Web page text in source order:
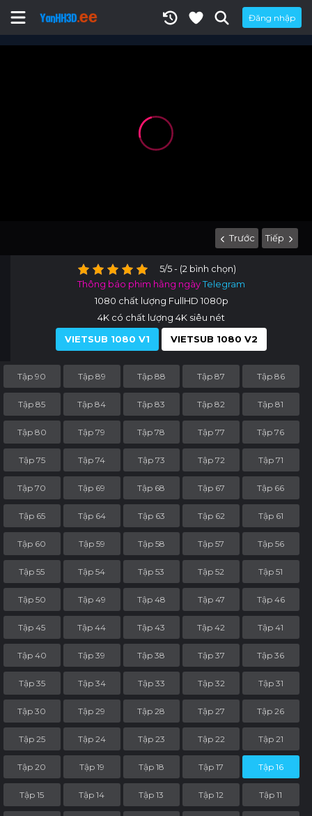
Đăng nhập
Trước Tiếp
5/5 - (2 bình chọn)
Thông báo phim hằng ngàyTelegram
1080 chất lượng FullHD 1080p
4K có chất lượng 4K siêu nét
VIETSUB 1080 V1
VIETSUB 1080 V2
Tập 90 Tập 89 Tập 88 Tập 87 Tập 86
Tập 85 Tập 84 Tập 83 Tập 82 Tập 81
Tập 80 Tập 79 Tập 78 Tập 77 Tập 76
Tập 75 Tập 74 Tập 73 Tập 72 Tập 71
Tập 70 Tập 69 Tập 68 Tập 67 Tập 66
Tập 65 Tập 64 Tập 63 Tập 62 Tập 61
Tập 60 Tập 59 Tập 58 Tập 57 Tập 56
Tập 55 Tập 54 Tập 53 Tập 52 Tập 51
Tập 50 Tập 49 Tập 48 Tập 47 Tập 46
Tập 45 Tập 44 Tập 43 Tập 42 Tập 41
Tập 40 Tập 39 Tập 38 Tập 37 Tập 36
Tập 35 Tập 34 Tập 33 Tập 32 Tập 31
Tập 30 Tập 29 Tập 28 Tập 27 Tập 26
Tập 25 Tập 24 Tập 23 Tập 22 Tập 21
Tập 20 Tập 19 Tập 18 Tập 17 Tập 16
Tập 15 Tập 14 Tập 13 Tập 12 Tập 11